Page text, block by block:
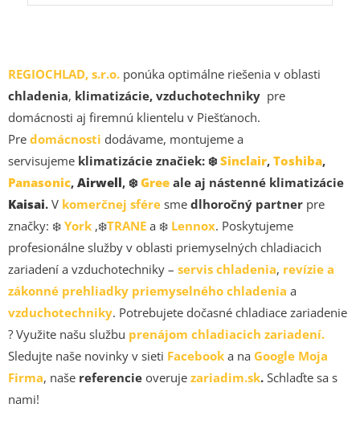
REGIOCHLAD, s.r.o. ponúka optimálne riešenia v oblasti
chladenia, klimatizácie, vzduchotechniky pre
domácnosti aj firemnú klientelu v Piešťanoch.
Pre domácnosti dodávame, montujeme a
servisujeme klimatizácie značiek: ❄️ Sinclair, Toshiba,
Panasonic, Airwell, ❄️ Gree ale aj nástenné klimatizácie
Kaisai. V komerčnej sfére sme dlhoročný partner pre
značky: ❄️ York ,❄️TRANE a ❄️ Lennox. Poskytujeme
profesionálne služby v oblasti priemyselných chladiacich
zariadení a vzduchotechniky – servis chladenia, revízie a
zákonné prehliadky priemyselného chladenia a
vzduchotechniky. Potrebujete dočasné chladiace zariadenie
? Využite našu službu prenájom chladiacich zariadení.
Sledujte naše novinky v sieti Facebook a na Google Moja
Firma, naše referencie overuje zariadim.sk. Schlaďte sa s
nami!